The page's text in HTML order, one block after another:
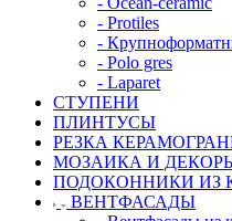
- Protiles
-
- Polo gres
- Laparet
СТУПЕНИ
ПЛИНТУСЫ
РЕЗКА
МОЗАИКА И
ПОДОКОННИКИ ИЗ
ВЕНТФАСАДЫ